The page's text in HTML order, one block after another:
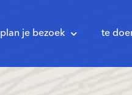
plan je bezoek te